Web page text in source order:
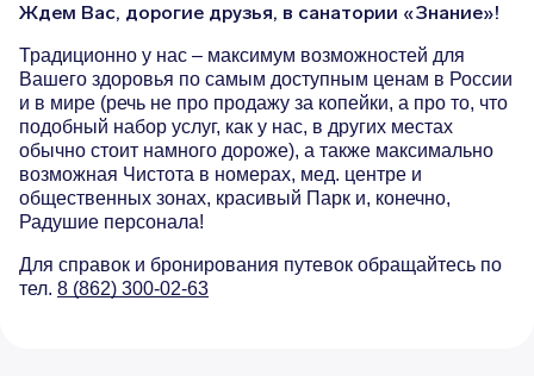
Ждем Вас, дорогие друзья, в санатории «Знание»!
Традиционно у нас – максимум возможностей для
Вашего здоровья по самым доступным ценам в России
и в мире (речь не про продажу за копейки, а про то, что
подобный набор услуг, как у нас, в других местах
обычно стоит намного дороже), а также максимально
возможная Чистота в номерах, мед. центре и
общественных зонах, красивый Парк и, конечно,
Радушие персонала!
Для справок и бронирования путевок обращайтесь по
тел. 8 (862) 300-02-63
13° / 4° 14°
Апрель 17° / 7° 18°
Май 21° / 12° 22°
Июнь 25° / 16° 26°
Июль 27° / 19° 28°
Сентябрь 25° / 15°